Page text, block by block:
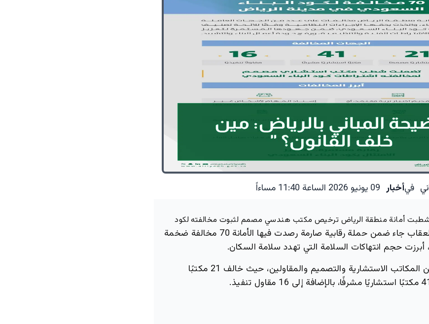
فيأخبار 09 يونيو 2026 الساعة 11:40 مساءاً
شطبت أمانة منطقة الرياض ترخيص مكتب هندسي مصمم لثبوت مخالفته لكود
هذا العقاب جاء ضمن حملة رقابية صارمة رصدت فيها الأمانة 70 مخالفة ضخمة
حجم انتهاكات السلامة التي تهدد سلامة السكان.
وبلغت المخالفات من المكاتب الاستشارية والتصميم والمقاولين، حيث خالف 21 مكتبًا